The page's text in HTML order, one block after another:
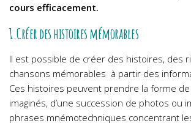
cours efficacement.
1.Créer des histoires mémorables
Il est possible de créer des histoires, des
chansons mémorables à partir des
Ces histoires peuvent prendre la forme
imaginés, d’une succession de photos ou
phrases mnémotechniques concentrant